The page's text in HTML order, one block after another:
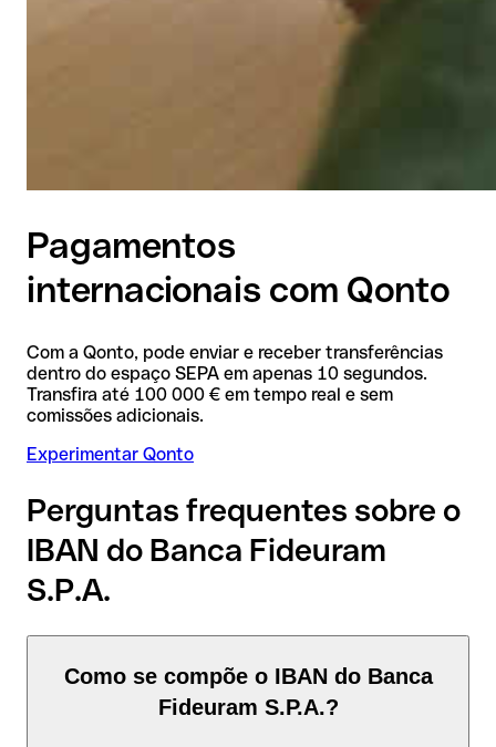
Pagamentos
internacionais com Qonto
Com a Qonto, pode enviar e receber transferências
dentro do espaço SEPA em apenas 10 segundos.
Transfira até 100 000 € em tempo real e sem
comissões adicionais.
Experimentar Qonto
Perguntas frequentes sobre o
IBAN do Banca Fideuram
S.P.A.
Como se compõe o IBAN do Banca
Fideuram S.P.A.?